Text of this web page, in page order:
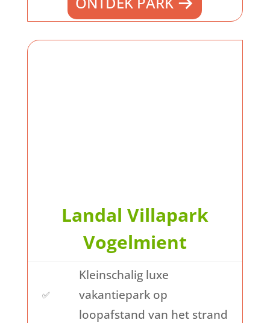
Landal Villapark
Vogelmient
✅
Kleinschalig luxe
vakantiepark op
loopafstand van het strand